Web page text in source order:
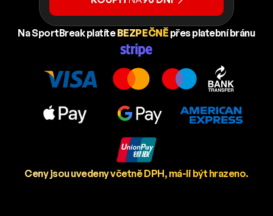
Na SportBreak platíteBEZPEČNĚ přes platební bránu
Ceny jsou uvedeny včetně DPH, má-li být hrazeno.